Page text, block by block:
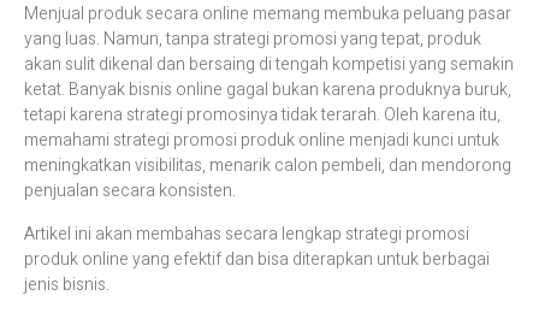
Menjual produk secara online memang membuka peluang pasar
yang luas. Namun, tanpa strategi promosi yang tepat, produk
akan sulit dikenal dan bersaing di tengah kompetisi yang semakin
ketat. Banyak bisnis online gagal bukan karena produknya buruk,
tetapi karena strategi promosinya tidak terarah. Oleh karena itu,
memahami strategi promosi produk online menjadi kunci untuk
meningkatkan visibilitas, menarik calon pembeli, dan mendorong
penjualan secara konsisten.
Artikel ini akan membahas secara lengkap strategi promosi
produk online yang efektif dan bisa diterapkan untuk berbagai
jenis bisnis.